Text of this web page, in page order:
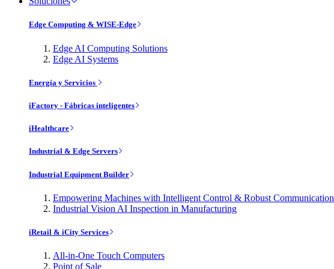
Edge Computing & WISE-Edge
Edge AI Computing Solutions
Edge AI Systems
Energía y Servicios
iFactory - Fábricas inteligentes
iHealthcare
Industrial & Edge Servers
Industrial Equipment Builder
Empowering Machines with Intelligent Control & Robust Communication
Industrial Vision AI Inspection in Manufacturing
iRetail & iCity Services
All-in-One Touch Computers
Point of Sale